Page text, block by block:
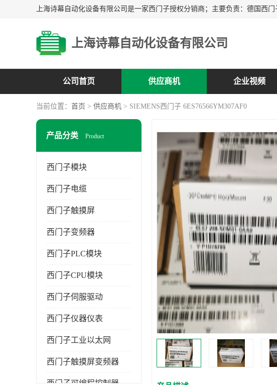
上海诗幕自动化设备有限公司
公司首页 供应商机 企业视频
当前位置： 首页 > 供应商机 > SIEMENS西门子 6ES76566YM307AF0
产品分类 Product
西门子模块
西门子电缆
西门子触摸屏
西门子变频器
西门子PLC模块
西门子CPU模块
西门子伺服驱动
西门子仪器仪表
西门子工业以太网
西门子触摸屏变频器
西门子可编程控制器